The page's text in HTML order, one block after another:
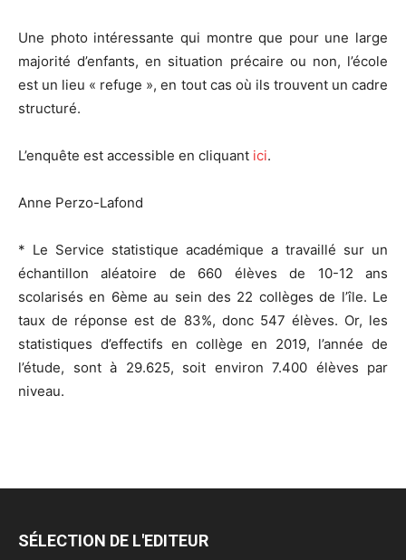
Une photo intéressante qui montre que pour une large
majorité d’enfants, en situation précaire ou non, l’école
est un lieu « refuge », en tout cas où ils trouvent un cadre
structuré.
L’enquête est accessible en cliquant ici.
Anne Perzo-Lafond
* Le Service statistique académique a travaillé sur un
échantillon aléatoire de 660 élèves de 10-12 ans
scolarisés en 6ème au sein des 22 collèges de l’île. Le
taux de réponse est de 83%, donc 547 élèves. Or, les
statistiques d’effectifs en collège en 2019, l’année de
l’étude, sont à 29.625, soit environ 7.400 élèves par
niveau.
SÉLECTION DE L'EDITEUR